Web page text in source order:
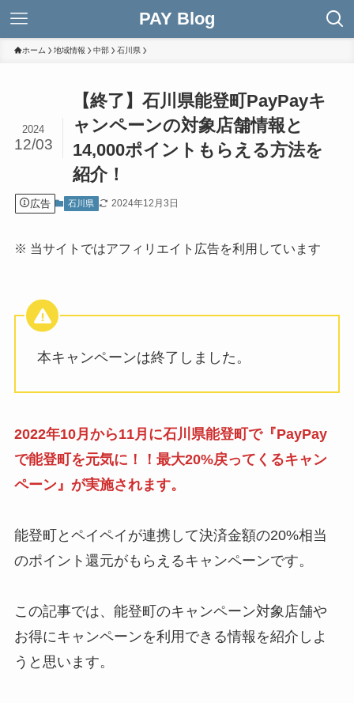
PAY Blog
ホーム 地域情報 中部 石川県
【終了】石川県能登町PayPayキ
ャンペーンの対象店舗情報と
14,000ポイントもらえる方法を
紹介！
2024
12/03
広告 石川県 2024年12月3日
※ 当サイトではアフィリエイト広告を利用しています
本キャンペーンは終了しました。
2022年10月から11月に石川県能登町で『PayPay
で能登町を元気に！！最大20%戻ってくるキャン
ペーン』が実施されます。
能登町とペイペイが連携して決済金額の20%相当
のポイント還元がもらえるキャンペーンです。
この記事では、能登町のキャンペーン対象店舗や
お得にキャンペーンを利用できる情報を紹介しよ
うと思います。